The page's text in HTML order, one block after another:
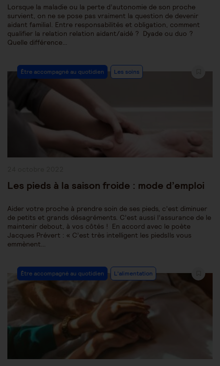
Lorsque la maladie ou la perte d’autonomie de son proche
survient, on ne se pose pas vraiment la question de devenir
aidant familial. Entre responsabilités et obligation, comment
qualifier la relation relation aidant/aidé ? Dyade ou duo ?
Quelle différence…
Post
Category:
Être accompagné au quotidien Les soins
Les pieds à la saison froide : mode d’emploi
Aider votre proche à prendre soin de ses pieds, c’est diminuer
de petits et grands désagréments. C’est aussi l’assurance de le
maintenir debout, à vos côtés ! En accord avec le poète
Jacques Prévert : « C’est très intelligent les piedsIls vous
emmènent…
Post
Category:
Être accompagné au quotidien L'alimentation